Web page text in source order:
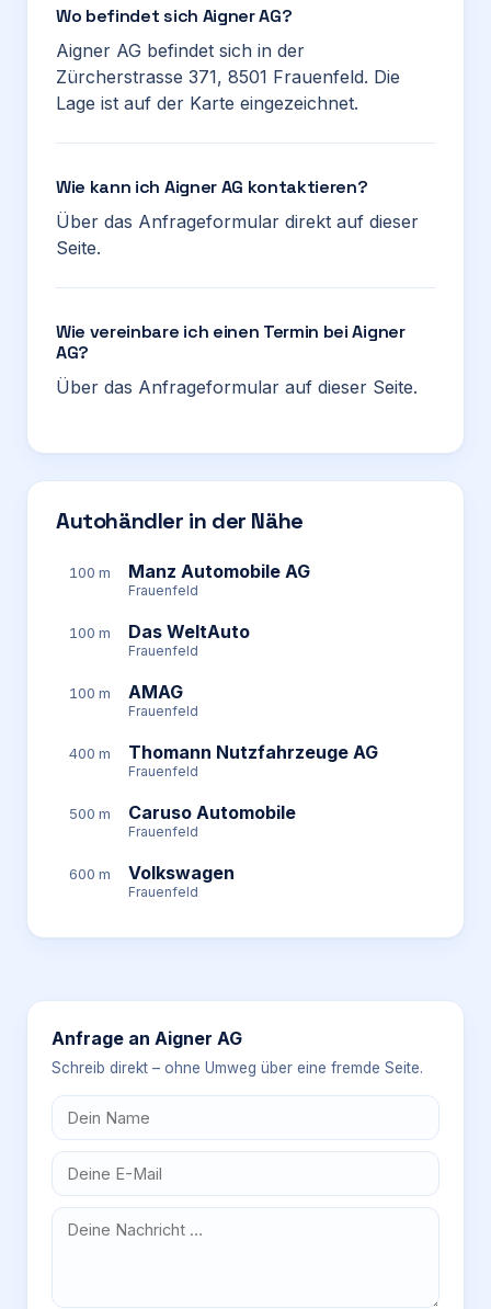
Wo befindet sich Aigner AG?
Aigner AG befindet sich in der
Zürcherstrasse 371, 8501 Frauenfeld. Die
Lage ist auf der Karte eingezeichnet.
Wie kann ich Aigner AG kontaktieren?
Über das Anfrageformular direkt auf dieser
Seite.
Wie vereinbare ich einen Termin bei Aigner
AG?
Über das Anfrageformular auf dieser Seite.
Autohändler in der Nähe
100 m Manz Automobile AG
Frauenfeld
100 m Das WeltAuto
Frauenfeld
100 m AMAG
Frauenfeld
400 m Thomann Nutzfahrzeuge AG
Frauenfeld
500 m Caruso Automobile
Frauenfeld
600 m Volkswagen
Frauenfeld
Anfrage an Aigner AG
Schreib direkt – ohne Umweg über eine fremde Seite.